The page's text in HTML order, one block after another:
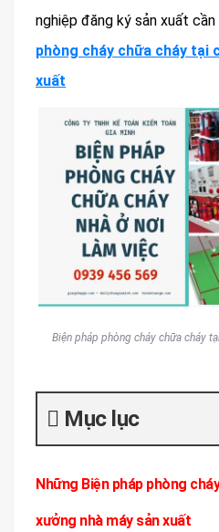
nghiệp đăng ký sản xuất cần
phòng cháy chữa cháy tại
xuất
Biện pháp phòng cháy chữa cháy
Mục lục
Những Biện pháp phòng
xưởng nhà máy sản xuất